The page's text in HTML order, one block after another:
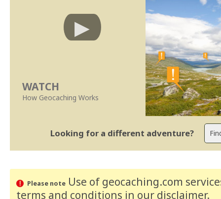
WATCH
How Geocaching Works
Looking for a different adventure?
Please noteUse of geocaching.com
terms and conditions in our disclaimer.